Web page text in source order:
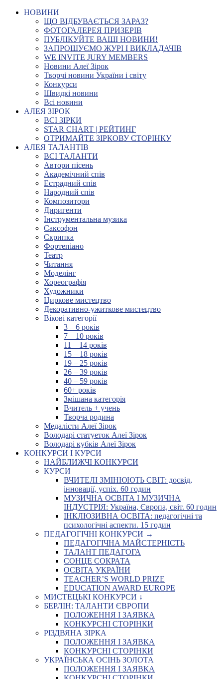
НОВИНИ
ЩО ВІДБУВАЄТЬСЯ ЗАРАЗ?
ФОТОГАЛЕРЕЯ ПРИЗЕРІВ
ПУБЛІКУЙТЕ ВАШІ НОВИНИ!
ЗАПРОШУЄМО ЖУРІ І ВИКЛАДАЧІВ
WE INVITE JURY MEMBERS
Новини Алеї Зірок
Творчі новини України і світу
Конкурси
Швидкі новини
Всі новини
АЛЕЯ ЗІРОК
ВСІ ЗІРКИ
STAR CHART | РЕЙТИНГ
ОТРИМАЙТЕ ЗІРКОВУ СТОРІНКУ
АЛЕЯ ТАЛАНТІВ
ВСІ ТАЛАНТИ
Автори пісень
Академічний спів
Естрадний спів
Народний спів
Композитори
Диригенти
Інструментальна музика
Саксофон
Скрипка
Фортепіано
Театр
Читання
Моделінг
Хореографія
Художники
Циркове мистецтво
Декоративно-ужиткове мистецтво
Вікові категорії
3 – 6 років
7 – 10 років
11 – 14 років
15 – 18 років
19 – 25 років
26 – 39 років
40 – 59 років
60+ років
Змішана категорія
Вчитель + учень
Творча родина
Медалісти Алеї Зірок
Володарі статуеток Алеї Зірок
Володарі кубків Алеї Зірок
КОНКУРСИ І КУРСИ
НАЙБЛИЖЧІ КОНКУРСИ
КУРСИ
ВЧИТЕЛІ ЗМІНЮЮТЬ СВІТ: досвід,
інновації, успіх. 60 годин
МУЗИЧНА ОСВІТА І МУЗИЧНА
ІНДУСТРІЯ: Україна, Європа, світ. 60 годин
ІНКЛЮЗИВНА ОСВІТА: педагогічні та
психологічні аспекти. 15 годин
ПЕДАГОГІЧНІ КОНКУРСИ →
ПЕДАГОГІЧНА МАЙСТЕРНІСТЬ
ТАЛАНТ ПЕДАГОГА
СОНЦЕ СОКРАТА
ОСВІТА УКРАЇНИ
TEACHER’S WORLD PRIZE
EDUCATION AWARD EUROPE
МИСТЕЦЬКІ КОНКУРСИ ↓
БЕРЛІН: ТАЛАНТИ ЄВРОПИ
ПОЛОЖЕННЯ І ЗАЯВКА
КОНКУРСНІ СТОРІНКИ
РІЗДВЯНА ЗІРКА
ПОЛОЖЕННЯ І ЗАЯВКА
КОНКУРСНІ СТОРІНКИ
УКРАЇНСЬКА ОСІНЬ ЗОЛОТА
ПОЛОЖЕННЯ І ЗАЯВКА